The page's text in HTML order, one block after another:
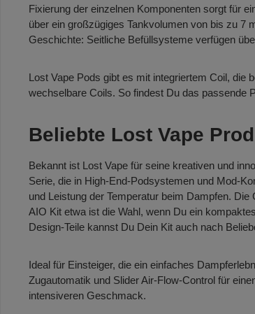
Fixierung der einzelnen Komponenten sorgt für
über ein großzügiges Tankvolumen von bis zu 7
Geschichte: Seitliche Befüllsysteme verfügen
Lost Vape Pods gibt es mit integriertem Coil, die
wechselbare Coils. So findest Du das passende
Beliebte Lost Vape
Bekannt ist Lost Vape für seine kreativen und
Serie, die in High-End-Podsystemen und Mod-
und Leistung der Temperatur beim Dampfen.
AIO Kit etwa ist die Wahl, wenn Du ein
Design-Teile kannst Du Dein Kit auch nach
Ideal für Einsteiger, die ein einfaches
Zugautomatik und Slider Air-Flow-Control für
intensiveren Geschmack.